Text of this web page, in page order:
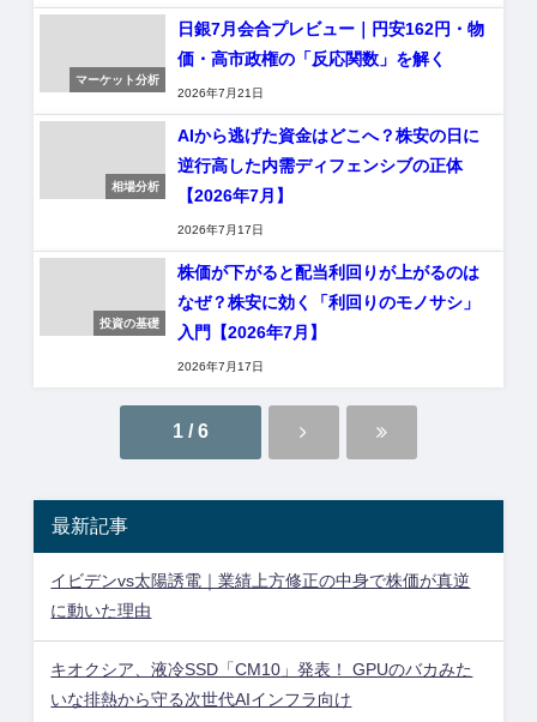
マーケット分析
日銀7月会合プレビュー｜円安162円・物
価・高市政権の「反応関数」を解く
2026年7月21日
相場分析
AIから逃げた資金はどこへ？株安の日に
逆行高した内需ディフェンシブの正体
【2026年7月】
2026年7月17日
投資の基礎
株価が下がると配当利回りが上がるのは
なぜ？株安に効く「利回りのモノサシ」
入門【2026年7月】
2026年7月17日
1 / 6
最新記事
イビデンvs太陽誘電｜業績上方修正の中身で株価が真逆
に動いた理由
キオクシア、液冷SSD「CM10」発表！ GPUのバカみた
いな排熱から守る次世代AIインフラ向け